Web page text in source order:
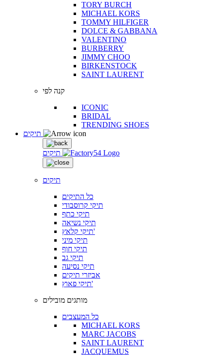
TORY BURCH
MICHAEL KORS
TOMMY HILFIGER
DOLCE & GABBANA
VALENTINO
BURBERRY
JIMMY CHOO
BIRKENSTOCK
SAINT LAURENT
קנה לפי
ICONIC
BRIDAL
TRENDING SHOES
תיקים
תיקים
כל התיקים
תיקי קרוסבודי
תיקי כתף
תיקי נשיאה
תיקי קלאץ'
תיקי מיני
תיקי חוף
תיקי גב
תיקי נסיעה
אביזרי תיקים
תיקי פאוץ'
מותגים מובילים
כל המעצבים
MICHAEL KORS
MARC JACOBS
SAINT LAURENT
JACQUEMUS